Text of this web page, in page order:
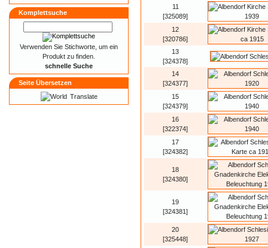
11
[325089]
12
[320786]
13
[324378]
14
[324377]
15
[324379]
16
[322374]
17
[324382]
18
[324380]
19
[324381]
20
[325448]
Komplettsuche
Verwenden Sie Stichworte, um ein
Produkt zu finden.
schnelle Suche
Seite Übersetzen
Translate